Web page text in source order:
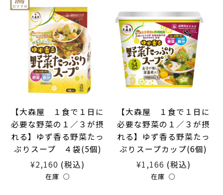
【大森屋 １食で１日に
必要な野菜の１／３が摂
れる】ゆず香る野菜たっ
ぷりスープ ４袋(5個)
¥2,160 (税込)
在庫 ○
【大森屋 １食で１日に
必要な野菜の１／３が摂
れる】ゆず香る野菜たっ
ぷりスープカップ(6個)
¥1,166 (税込)
在庫 ○